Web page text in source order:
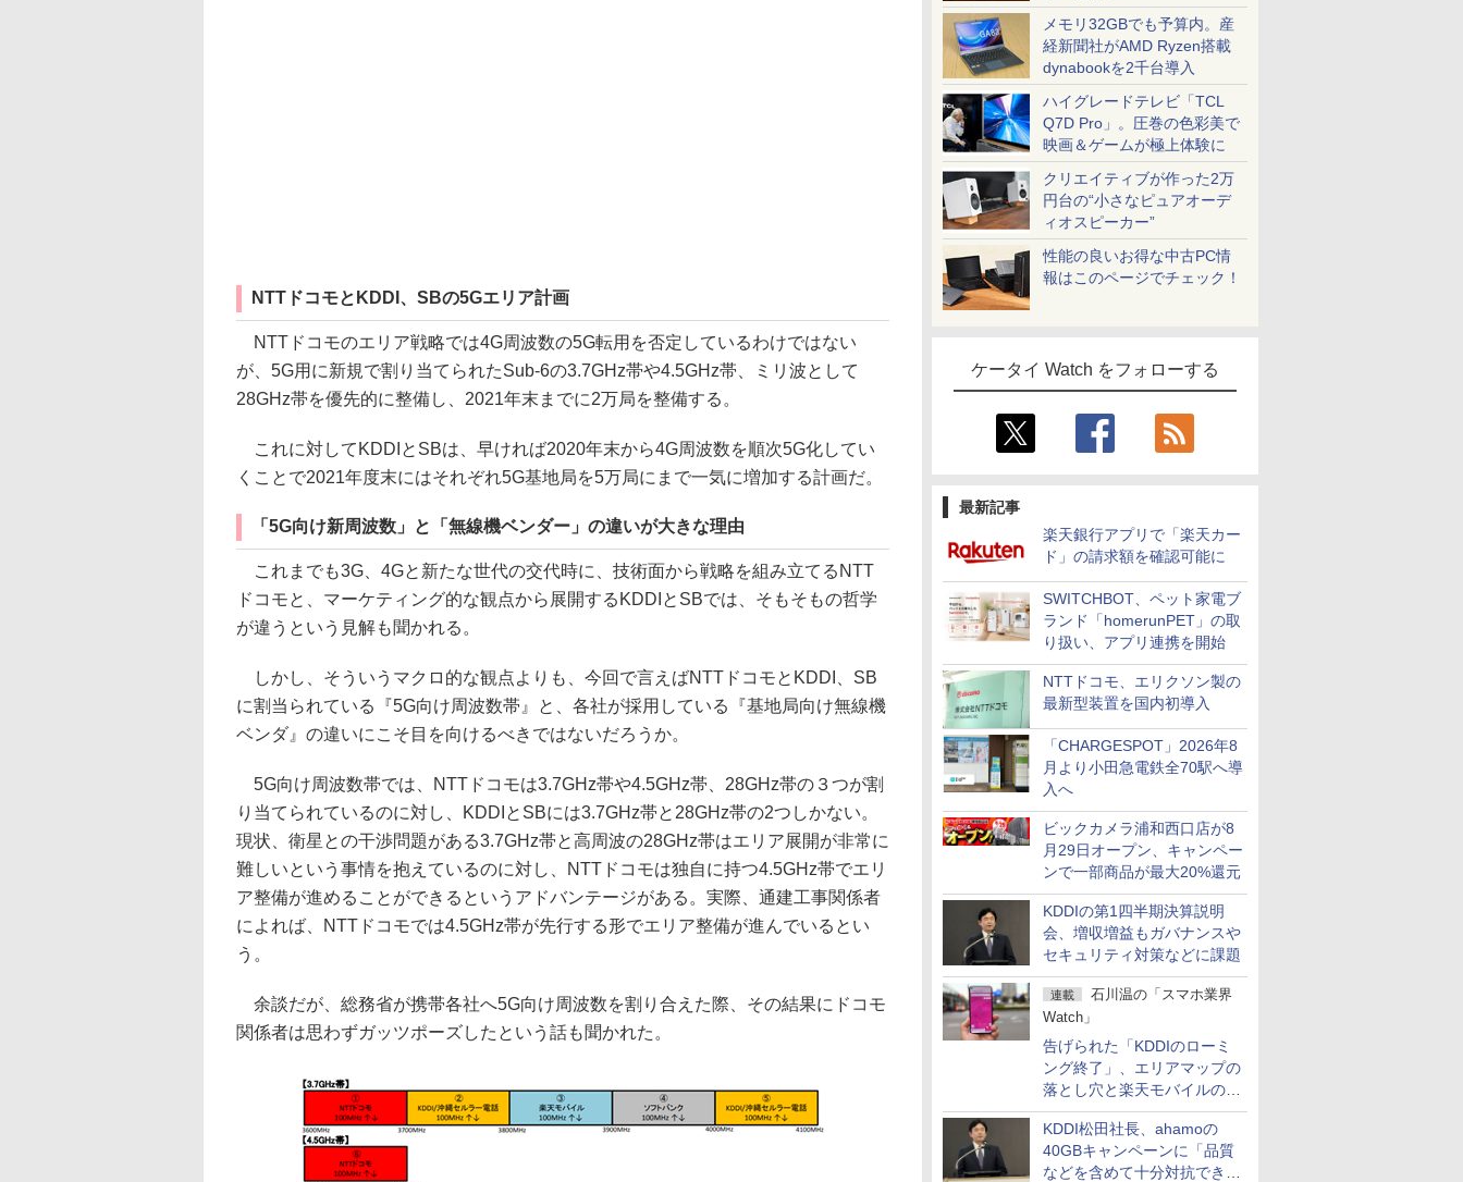
メモリ32GBでも予算内。産
経新聞社がAMD Ryzen搭載
dynabookを2千台導入
ハイグレードテレビ「TCL
Q7D Pro」。圧巻の色彩美で
映画＆ゲームが極上体験に
クリエイティブが作った2万
円台の“小さなピュアオーデ
ィオスピーカー”
性能の良いお得な中古PC情
報はこのページでチェック！
ケータイ Watch をフォローする
最新記事
楽天銀行アプリで「楽天カー
ド」の請求額を確認可能に
SWITCHBOT、ペット家電ブ
ランド「homerunPET」の取
り扱い、アプリ連携を開始
NTTドコモ、エリクソン製の
最新型装置を国内初導入
「CHARGESPOT」2026年8
月より小田急電鉄全70駅へ導
入へ
ビックカメラ浦和西口店が8
月29日オープン、キャンペー
ンで一部商品が最大20%還元
KDDIの第1四半期決算説明
会、増収増益もガバナンスや
セキュリティ対策などに課題
連載
石川温の「スマホ業界
Watch」
告げられた「KDDIのローミ
ング終了」、エリアマップの
落とし穴と楽天モバイルの課
題
KDDI松田社長、ahamoの
40GBキャンペーンに「品質
などを含めて十分対抗でき
NTTドコモとKDDI、SBの5Gエリア計画
NTTドコモのエリア戦略では4G周波数の5G転用を否定しているわけではない
が、5G用に新規で割り当てられたSub-6の3.7GHz帯や4.5GHz帯、ミリ波として
28GHz帯を優先的に整備し、2021年末までに2万局を整備する。
これに対してKDDIとSBは、早ければ2020年末から4G周波数を順次5G化してい
くことで2021年度末にはそれぞれ5G基地局を5万局にまで一気に増加する計画だ。
「5G向け新周波数」と「無線機ベンダー」の違いが大きな理由
これまでも3G、4Gと新たな世代の交代時に、技術面から戦略を組み立てるNTT
ドコモと、マーケティング的な観点から展開するKDDIとSBでは、そもそもの哲学
が違うという見解も聞かれる。
しかし、そういうマクロ的な観点よりも、今回で言えばNTTドコモとKDDI、SB
に割当られている『5G向け周波数帯』と、各社が採用している『基地局向け無線機
ベンダ』の違いにこそ目を向けるべきではないだろうか。
5G向け周波数帯では、NTTドコモは3.7GHz帯や4.5GHz帯、28GHz帯の３つが割
り当てられているのに対し、KDDIとSBには3.7GHz帯と28GHz帯の2つしかない。
現状、衛星との干渉問題がある3.7GHz帯と高周波の28GHz帯はエリア展開が非常に
難しいという事情を抱えているのに対し、NTTドコモは独自に持つ4.5GHz帯でエリ
ア整備が進めることができるというアドバンテージがある。実際、通建工事関係者
によれば、NTTドコモでは4.5GHz帯が先行する形でエリア整備が進んでいるとい
う。
余談だが、総務省が携帯各社へ5G向け周波数を割り合えた際、その結果にドコモ
関係者は思わずガッツポーズしたという話も聞かれた。